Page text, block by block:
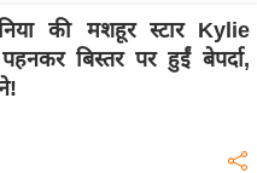
की मशहूर स्टार Kylie
बिस्तर पर हुईं बेपर्दा,